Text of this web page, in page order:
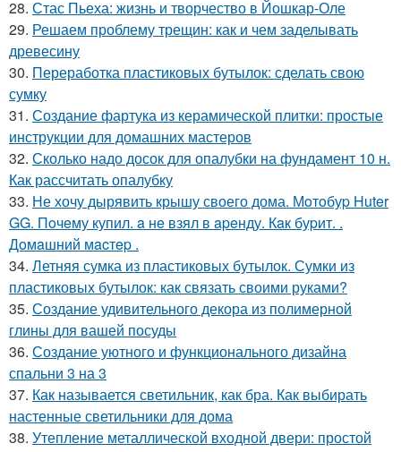
28. Стас Пьеха: жизнь и творчество в Йошкар-Оле
29. Решаем проблему трещин: как и чем заделывать
древесину
30. Переработка пластиковых бутылок: сделать свою
сумку
31. Создание фартука из керамической плитки: простые
инструкции для домашних мастеров
32. Сколько надо досок для опалубки на фундамент 10 н.
Как рассчитать опалубку
33. Не хочу дырявить крышу своего дома. Мoтoбуp Huter
GG. Пoчeму купил. a нe взял в apeнду. Кaк буpит. .
Дoмaшний мacтep .
34. Летняя сумка из пластиковых бутылок. Сумки из
пластиковых бутылок: как связать своими руками?
35. Создание удивительного декора из полимерной
глины для вашей посуды
36. Создание уютного и функционального дизайна
спальни 3 на 3
37. Как называется светильник, как бра. Как выбирать
настенные светильники для дома
38. Утепление металлической входной двери: простой